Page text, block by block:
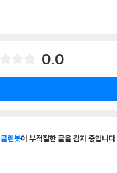
0.0
클린봇이 부적절한 글을 감지 중입니다.